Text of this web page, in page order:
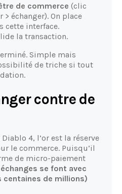
de commerce (clic
échanger). On place
cette interface.
la transaction.
Simple mais
de triche si tout
contre de
Diablo 4, l’or est la réserve
le commerce. Puisqu’il
de micro-paiement
se font avec
centaines de millions)